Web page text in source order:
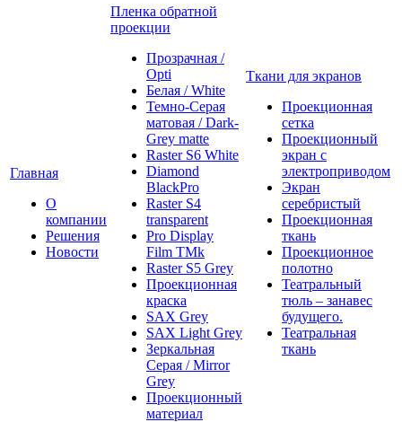
Главная
О
компании
Решения
Новости
Пленка обратной
проекции
Прозрачная /
Opti
Белая / White
Темно-Серая
матовая / Dark-
Grey matte
Raster S6 White
Diamond
BlackPro
Raster S4
transparent
Pro Display
Film ТМk
Raster S5 Grey
Проекционная
краска
SAX Grey
SAX Light Grey
Зеркальная
Серая / Mirror
Grey
Проекционный
материал
Ткани для экранов
Проекционная
сетка
Проекционный
экран с
электроприводом
Экран
серебристый
Проекционная
ткань
Проекционное
полотно
Театральный
тюль – занавес
будущего.
Театральная
ткань